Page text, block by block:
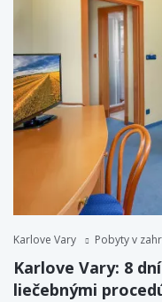
Karlove Vary Pobyty v
Karlove Vary: 8
liečebnými